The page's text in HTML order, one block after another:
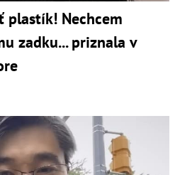
plastík! Nechcem
zadku... priznala v